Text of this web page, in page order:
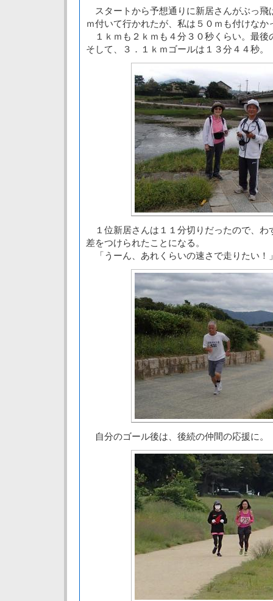
スタートから予想通りに新居さんがぶっ飛
ｍ付いて行かれたが、私は５０ｍも付けな
１ｋｍも２ｋｍも４分３０秒くらい。最後
そして、３．１ｋｍゴールは１３分４４秒。
１位新居さんは１１分切りだったので、わ
差をつけられたことになる。
「うーん、あれくらいの速さで走りたい！
自分のゴール後は、後続の仲間の応援に。